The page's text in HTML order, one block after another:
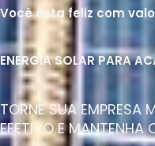
Você esta feliz com
ENERGIA SOLAR PARA
TORNE SUA EMPRESA
EFETIVO E MANTENHA